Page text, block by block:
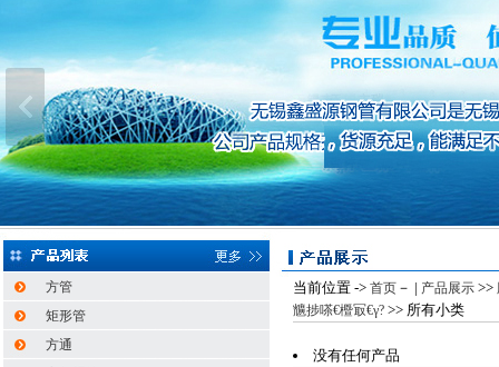
方管
矩形管
方通
当前位置 -> 首页－ | 产品展示>>
兤捗嗏€櫭冣€γ?>> 所有小类
没有任何产品